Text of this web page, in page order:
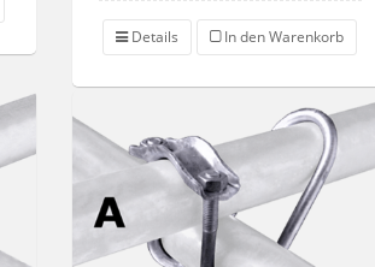
Details In den Warenkorb